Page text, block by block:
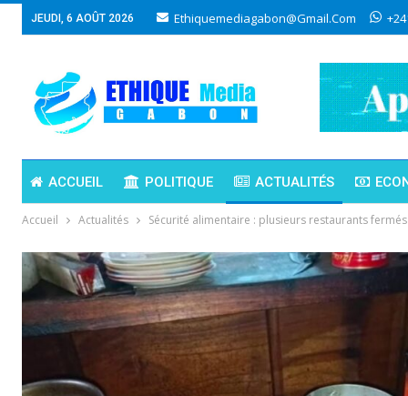
JEUDI, 6 AOÛT 2026 Ethiquemediagabon@gmail.com
ACCUEIL POLITIQUE ACTUALITÉS
Accueil Actualités Sécurité alimentaire : plusieurs restaurants